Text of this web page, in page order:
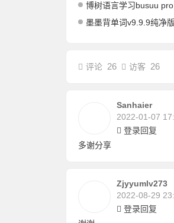
博树语言学习busuu pro
墨墨背单词v9.9.9纯净
评论 26 访客 26
Sanhaier
2022-01-07
登录回复
多谢分享
Zjyyumlv273
2022-08-29
登录回复